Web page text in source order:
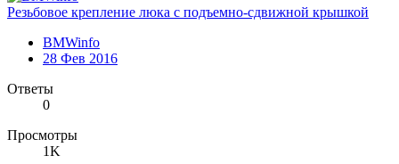
Резьбовое крепление люка с подъемно-сдвижной крышкой
BMWinfo
28 Фев 2016
Ответы
0
Просмотры
1K